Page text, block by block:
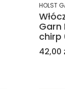
HOLST
Garn
chirp
Cena
42,00